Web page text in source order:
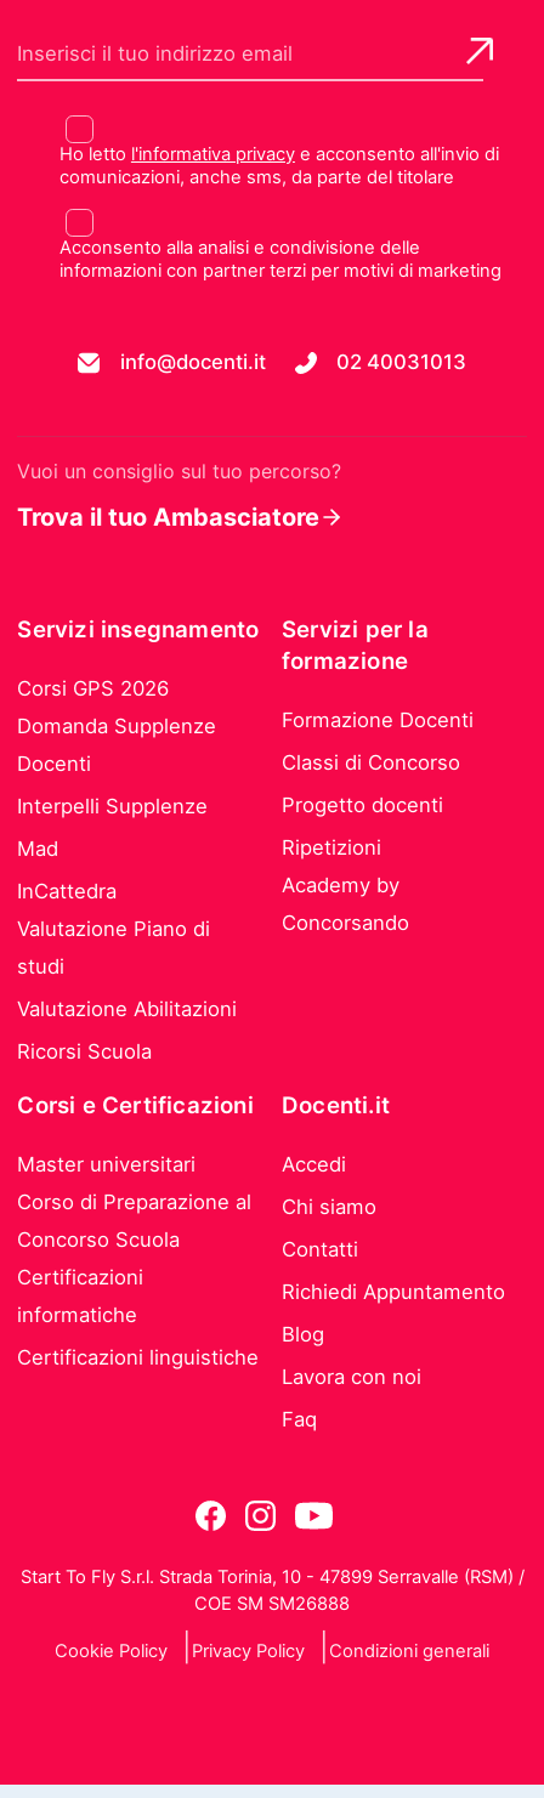
Ho letto l'informativa privacye acconsento all'invio di
comunicazioni, anche sms, da parte del titolare
Acconsento alla analisi e condivisione delle
informazioni con partner terzi per motivi di marketing
info@docenti.it 02 40031013
Vuoi un consiglio sul tuo percorso?
Trova il tuo Ambasciatore
Servizi insegnamento
Corsi GPS 2026
Domanda Supplenze
Docenti
Interpelli Supplenze
Mad
InCattedra
Valutazione Piano di
studi
Valutazione Abilitazioni
Ricorsi Scuola
Servizi per la
formazione
Formazione Docenti
Classi di Concorso
Progetto docenti
Ripetizioni
Academy by
Concorsando
Corsi e Certificazioni
Master universitari
Corso di Preparazione al
Concorso Scuola
Certificazioni
informatiche
Certificazioni linguistiche
Docenti.it
Accedi
Chi siamo
Contatti
Richiedi Appuntamento
Blog
Lavora con noi
Faq
Start To Fly S.r.l. Strada Torinia, 10 - 47899 Serravalle (RSM) /
COE SM SM26888
Cookie Policy Privacy Policy Condizioni generali